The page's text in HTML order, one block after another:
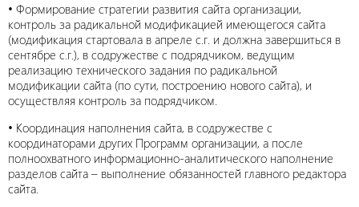
• Формирование стратегии развития сайта организации,
контроль за радикальной модификацией имеющегося сайта
(модификация стартовала в апреле с.г. и должна завершиться в
сентябре с.г.), в содружестве с подрядчиком, ведущим
реализацию технического задания по радикальной
модификации сайта (по сути, построению нового сайта), и
осуществляя контроль за подрядчиком.
• Координация наполнения сайта, в содружестве с
координаторами других Программ организации, а после
полноохватного информационно-аналитического наполнение
разделов сайта – выполнение обязанностей главного редактора
сайта.